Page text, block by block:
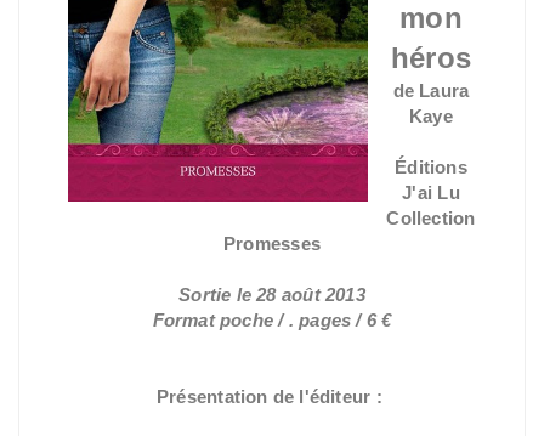
mon
héros
de Laura
Kaye
Éditions
J'ai Lu
Collection
Promesses
Sortie le 28 août 2013
Format poche / . pages / 6 €
Présentation de l'éditeur :